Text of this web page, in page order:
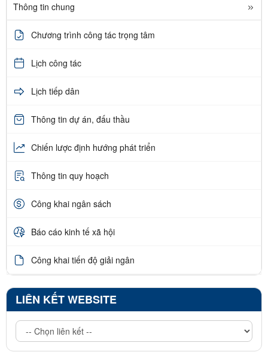
Thông tin chung
Chương trình công tác trọng tâm
Lịch công tác
Lịch tiếp dân
Thông tin dự án, đấu thầu
Chiến lược định hướng phát triển
Thông tin quy hoạch
Công khai ngân sách
Báo cáo kinh tế xã hội
Công khai tiến độ giải ngân
LIÊN KẾT WEBSITE